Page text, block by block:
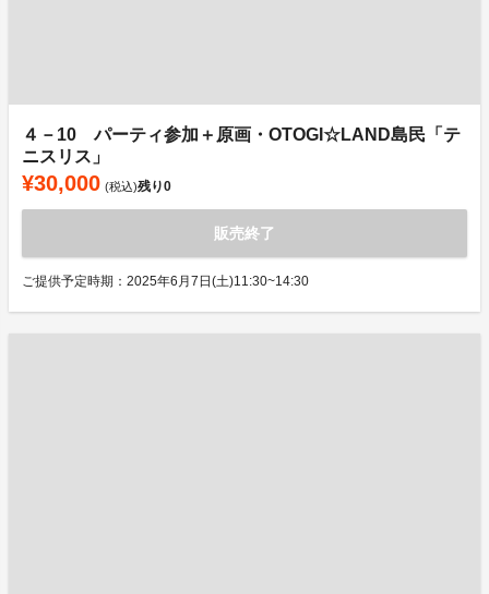
４－10 パーティ参加＋原画・OTOGI☆LAND島民「テ
ニスリス」
¥30,000 (税込)残り0
販売終了
ご提供予定時期：2025年6月7日(土)11:30~14:30